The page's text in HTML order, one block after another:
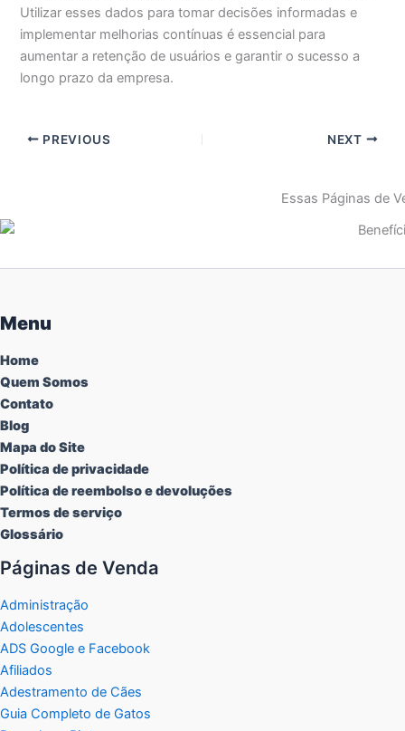
Utilizar esses dados para tomar decisões informadas e
implementar melhorias contínuas é essencial para
aumentar a retenção de usuários e garantir o sucesso a
longo prazo da empresa.
PREVIOUS NEXT
Essas Páginas de
Menu
Home
Quem Somos
Contato
Blog
Mapa do Site
Política de privacidade
Política de reembolso e devoluções
Termos de serviço
Glossário
Páginas de Venda
Administração
Adolescentes
ADS Google e Facebook
Afiliados
Adestramento de Cães
Guia Completo de Gatos